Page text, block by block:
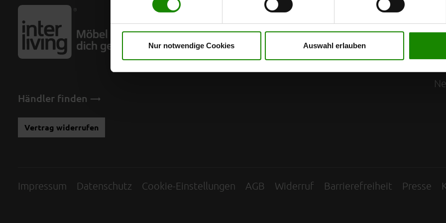
erteilte Einwilligung jederzeit mit Wirkung für die Zukunft widerrufen. Für weitere
Nur notwendige Cookies Auswahl erlauben
Händler finden
Vertrag widerrufen
Über Interliving
Interliving Möbelhäuser
Wohnwelten
Alle Wohnwelten
Impressum Datenschutz Cookie-Einstellungen AGB Widerruf Barrierefreiheit Presse